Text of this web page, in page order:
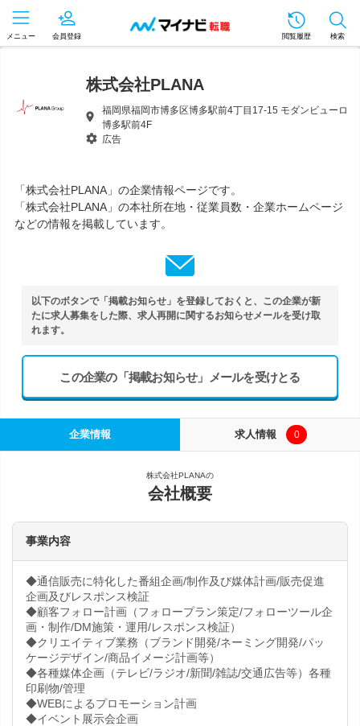
メニュー 会員登録 閲覧履歴 検索
株式会社PLANA
福岡県福岡市博多区博多駅前4丁目17-15 モダンビューロ
博多駅前4F
広告
「株式会社PLANA」の企業情報ページです。
「株式会社PLANA」の本社所在地・従業員数・企業ホームページ
などの情報を掲載しています。
以下のボタンで「掲載お知らせ」を登録しておくと、この企業が新
たに求人募集をした際、求人再開に関するお知らせメールを受け取
れます。
この企業の「掲載お知らせ」メールを受けとる
企業情報 求人情報 0
株式会社PLANAの
会社概要
事業内容
◆通信販売に特化した番組企画/制作及び媒体計画/販売促進
企画及びレスポンス検証
◆顧客フォロー計画（フォロープラン策定/フォローツール企
画・制作/DM施策・運用/レスポンス検証）
◆クリエイティブ業務（ブランド開発/ネーミング開発/パッ
ケージデザイン/商品イメージ計画等）
◆各種媒体企画（テレビ/ラジオ/新聞/雑誌/交通広告等）各種
印刷物/管理
◆WEBによるプロモーション計画
◆イベント展示会企画